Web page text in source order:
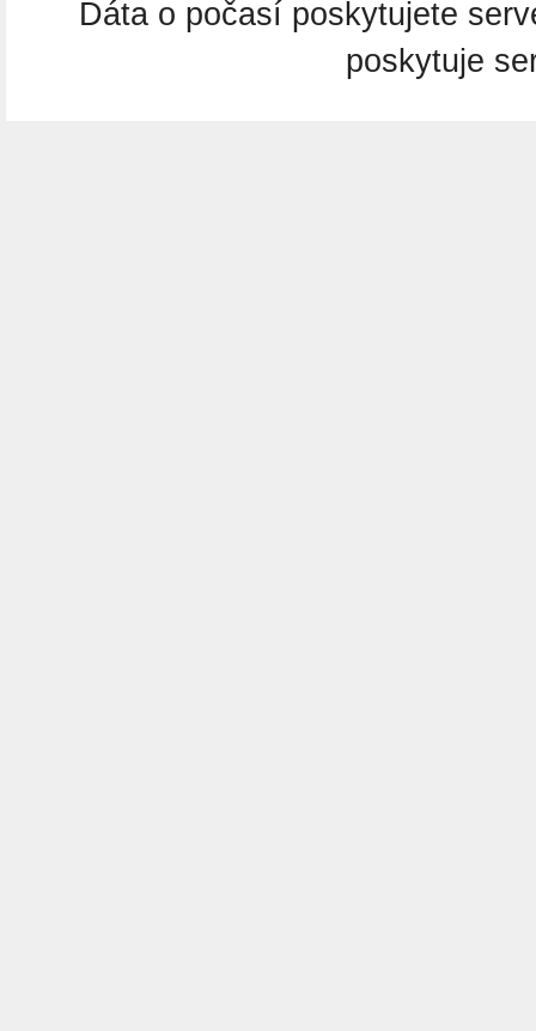
Dáta o počasí poskytujete
poskytuje